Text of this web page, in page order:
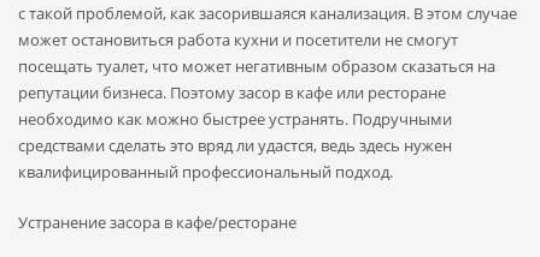
с такой проблемой, как засорившаяся канализация. В этом случае
может остановиться работа кухни и посетители не смогут
посещать туалет, что может негативным образом сказаться на
репутации бизнеса. Поэтомузасор в кафе или ресторане
необходимо как можно быстрее устранять. Подручными
средствами сделать это вряд ли удастся, ведь здесь нужен
квалифицированный профессиональный подход.
Устранение засора в кафе/ресторане